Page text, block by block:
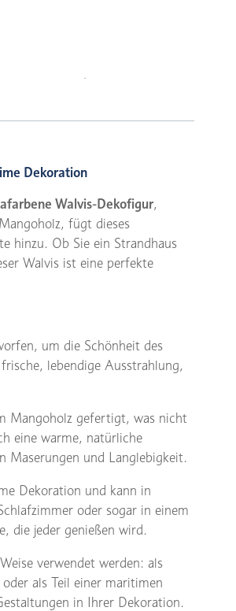
Dekoration
Walvis-Dekofigur,
fügt dieses
hinzu. Ob Sie ein Strandhaus
Walvis ist eine perfekte
um die Schönheit des
lebendige Ausstrahlung,
Mangoholz gefertigt, was nicht
eine warme, natürliche
Maserungen und Langlebigkeit.
Dekoration und kann in
oder sogar in einem
die jeder genießen wird.
verwendet werden: als
als Teil einer maritimen
in Ihrer Dekoration.